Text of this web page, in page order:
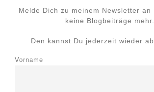
Melde Dich zu meinem Newsletter an
keine Blogbeiträge mehr.
Den kannst Du jederzeit wieder
Vorname